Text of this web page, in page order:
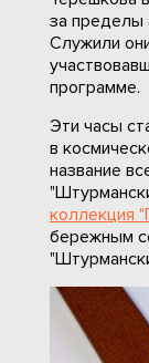
за пределы
Служили
программе.
Эти часы
в
название
коллекция
бережным